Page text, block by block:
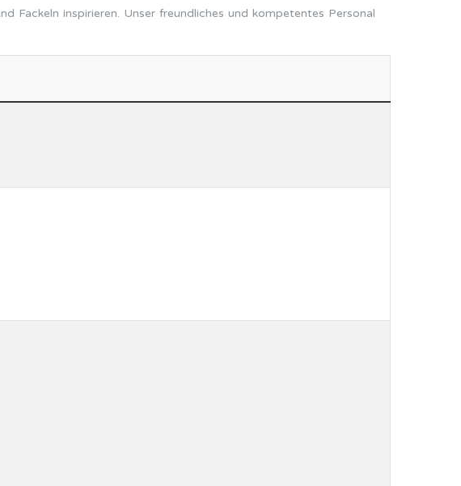
Fackeln inspirieren. Unser freundliches und kompetentes Personal